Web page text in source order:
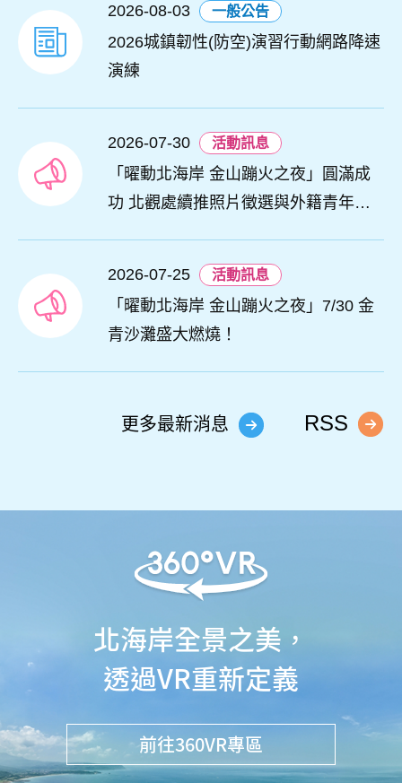
2026-08-03 一般公告
2026城鎮韌性(防空)演習行動網路降速
演練
2026-07-30 活動訊息
「曜動北海岸 金山蹦火之夜」圓滿成
功 北觀處續推照片徵選與外籍青年免
2026-07-25 活動訊息
「曜動北海岸 金山蹦火之夜」7/30 金
青沙灘盛大燃燒！
更多最新消息 RSS
北海岸全景之美，
透過VR重新定義
前往360VR專區